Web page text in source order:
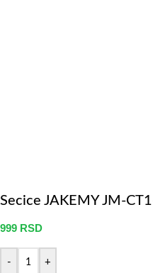
Secice JAKEMY JM-
999 RSD
- +